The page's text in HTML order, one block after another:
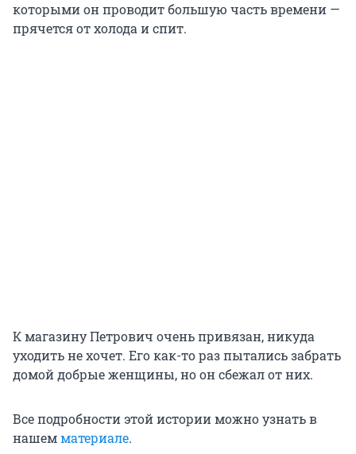
которыми он проводит большую часть времени —
прячется от холода и спит.
К магазину Петрович очень привязан, никуда
уходить не хочет. Его как-то раз пытались забрать
домой добрые женщины, но он сбежал от них.
Все подробности этой истории можно узнать в
нашемматериале.